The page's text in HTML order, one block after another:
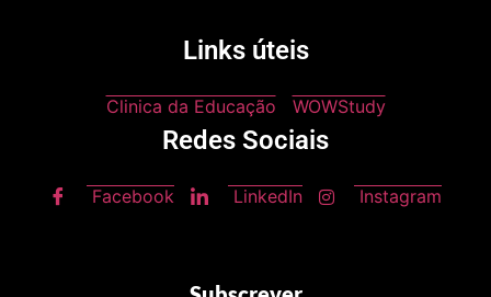
Links úteis
Clinica da Educação WOWStudy
Redes Sociais
Facebook LinkedIn Instagram